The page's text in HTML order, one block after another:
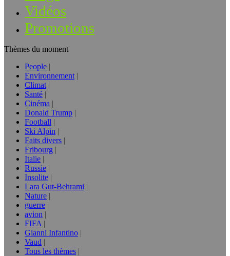
Vidéos
Promotions
Thèmes du moment
People
Environnement
Climat
Santé
Cinéma
Donald Trump
Football
Ski Alpin
Faits divers
Fribourg
Italie
Russie
Insolite
Lara Gut-Behrami
Nature
guerre
avion
FIFA
Gianni Infantino
Vaud
Tous les thèmes